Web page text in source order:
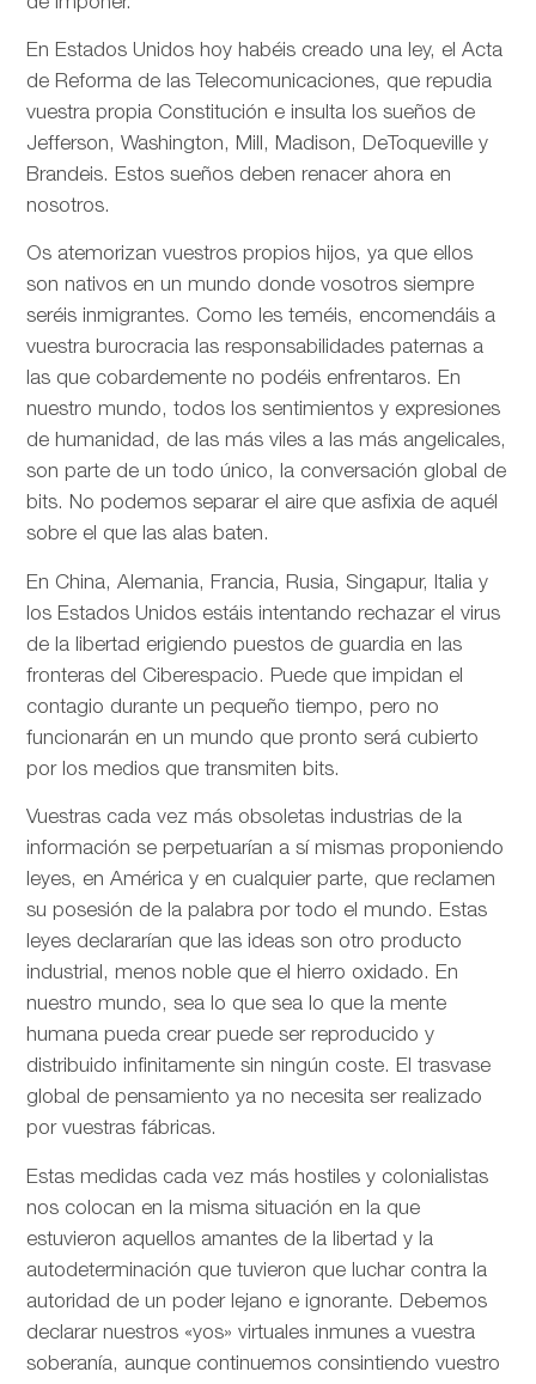
En Estados Unidos hoy habéis creado una ley, el Acta
de Reforma de las Telecomunicaciones, que repudia
vuestra propia Constitución e insulta los sueños de
Jefferson, Washington, Mill, Madison, DeToqueville y
Brandeis. Estos sueños deben renacer ahora en
nosotros.
Os atemorizan vuestros propios hijos, ya que ellos
son nativos en un mundo donde vosotros siempre
seréis inmigrantes. Como les teméis, encomendáis a
vuestra burocracia las responsabilidades paternas a
las que cobardemente no podéis enfrentaros. En
nuestro mundo, todos los sentimientos y expresiones
de humanidad, de las más viles a las más angelicales,
son parte de un todo único, la conversación global de
bits. No podemos separar el aire que asfixia de aquél
sobre el que las alas baten.
En China, Alemania, Francia, Rusia, Singapur, Italia y
los Estados Unidos estáis intentando rechazar el virus
de la libertad erigiendo puestos de guardia en las
fronteras del Ciberespacio. Puede que impidan el
contagio durante un pequeño tiempo, pero no
funcionarán en un mundo que pronto será cubierto
por los medios que transmiten bits.
Vuestras cada vez más obsoletas industrias de la
información se perpetuarían a sí mismas proponiendo
leyes, en América y en cualquier parte, que reclamen
su posesión de la palabra por todo el mundo. Estas
leyes declararían que las ideas son otro producto
industrial, menos noble que el hierro oxidado. En
nuestro mundo, sea lo que sea lo que la mente
humana pueda crear puede ser reproducido y
distribuido infinitamente sin ningún coste. El trasvase
global de pensamiento ya no necesita ser realizado
por vuestras fábricas.
Estas medidas cada vez más hostiles y colonialistas
nos colocan en la misma situación en la que
estuvieron aquellos amantes de la libertad y la
autodeterminación que tuvieron que luchar contra la
autoridad de un poder lejano e ignorante. Debemos
declarar nuestros «yos» virtuales inmunes a vuestra
soberanía, aunque continuemos consintiendo vuestro